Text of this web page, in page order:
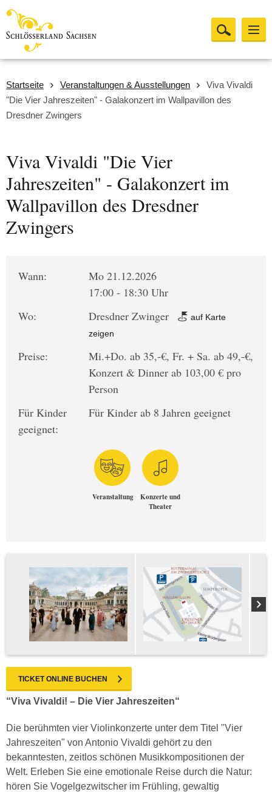
Startseite Veranstaltungen & Ausstellungen
Viva Vivaldi
"Die Vier Jahreszeiten" - Galakonzert im Wallpavillon des
Dresdner Zwingers
Viva Vivaldi "Die Vier
Jahreszeiten" - Galakonzert im
Wallpavillon des Dresdner
Zwingers
Wann:
Mo 21.12.2026
17:00 - 18:30 Uhr
Wo:
Dresdner Zwinger
auf Karte
zeigen
Preise:
Mi.+Do. ab 35,-€, Fr. + Sa. ab 49,-€,
Konzert & Dinner ab 103,00 € pro
Person
Für Kinder
geeignet:
Für Kinder ab 8 Jahren geeignet
Veranstaltung
Konzerte und
Theater
TICKET ONLINE BUCHEN
“Viva Vivaldi! – Die Vier Jahreszeiten“
Die berühmten vier Violinkonzerte unter dem Titel "Vier
Jahreszeiten" von Antonio Vivaldi gehört zu den
bekanntesten, zeitlos schönen Musikkompositionen der
Welt. Erleben Sie eine emotionale Reise durch die Natur:
hören Sie Vogelgezwitscher im Frühling, gewaltig